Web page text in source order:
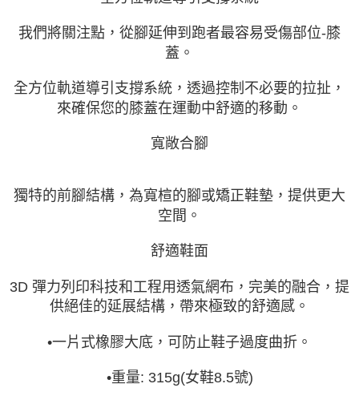
我們將關注點，從腳延伸到跑者最容易受傷部位-膝
蓋。
全方位軌道導引支撐系統，透過控制不必要的拉扯，
來確保您的膝蓋在運動中舒適的移動。
寬敞合腳
獨特的前腳結構，為寬楦的腳或矯正鞋墊，提供更大
空間。
舒適鞋面
3D 彈力列印科技和工程用透氣網布，完美的融合，提
供絕佳的延展結構，帶來極致的舒適感。
•一片式橡膠大底，可防止鞋子過度曲折。
•重量: 315g(女鞋8.5號)